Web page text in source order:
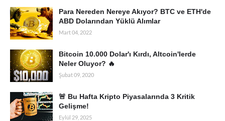
Para Nereden Nereye Akıyor? BTC ve ETH'de
ABD Dolarından Yüklü Alımlar
Mart 04, 2022
Bitcoin 10.000 Dolar'ı Kırdı, Altcoin'lerde
Neler Oluyor? 🔥
Şubat 09, 2020
🚨 Bu Hafta Kripto Piyasalarında 3 Kritik
Gelişme!
Eylül 29, 2025